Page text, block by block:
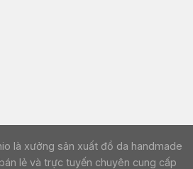
là xưởng sản xuất đồ da handmade
lẻ và trực tuyến chuyên cung cấp